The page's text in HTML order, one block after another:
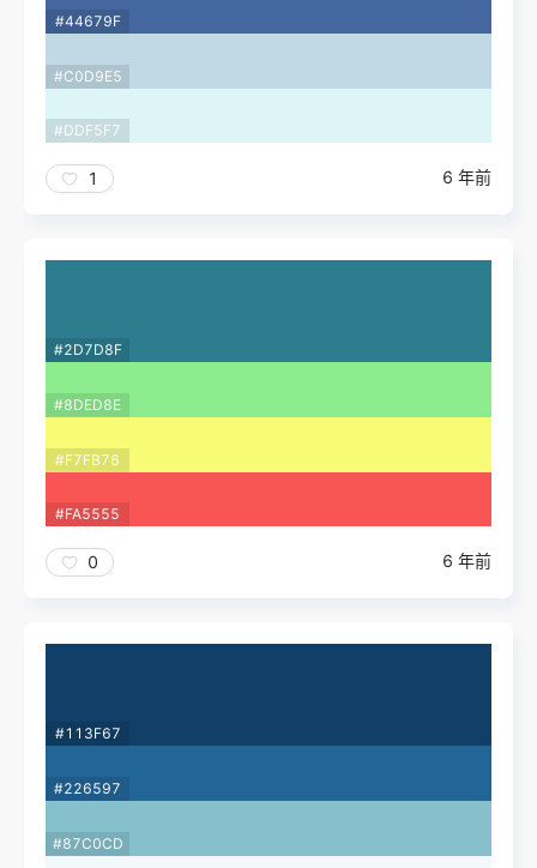
#44679F
#C0D9E5
#DDF5F7
1 6 年前
#2D7D8F
#8DED8E
#F7FB76
#FA5555
0 6 年前
#113F67
#226597
#87C0CD